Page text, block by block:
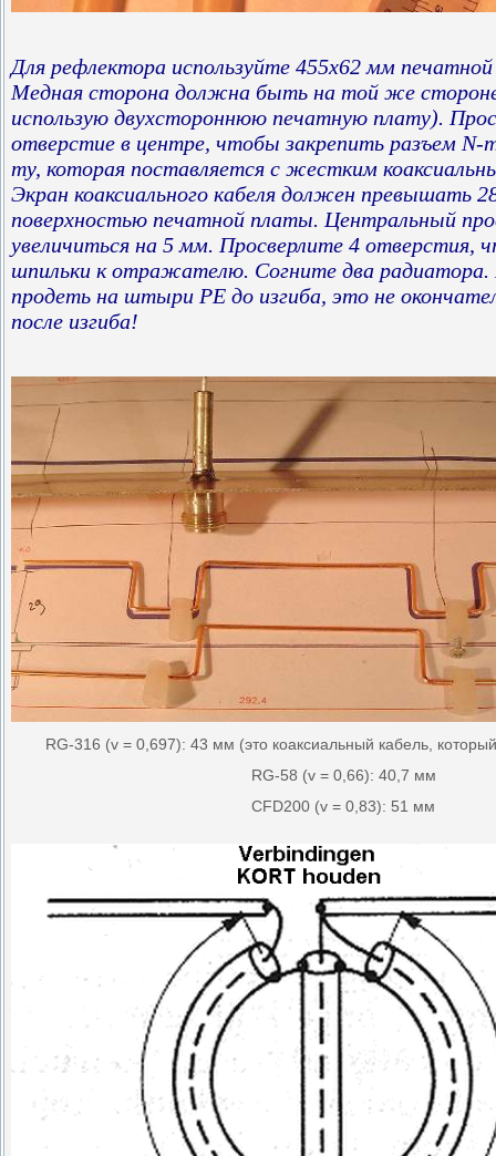
Для рефлектора используйте 455x62 мм
Медная сторона должна быть на той же
использую двухстороннюю печатную плату).
отверстие в центре, чтобы закрепить разъем N-
ту, которая поставляется с жестким
Экран коаксиального кабеля должен превышать
поверхностью печатной платы. Центральный
увеличиться на 5 мм. Просверлите 4 отверстия,
шпильки к отражателю. Согните два радиатора.
продеть на штыри PE до изгиба, это не
после изгиба!
RG-316 (v = 0,697): 43 мм (это коаксиальный кабель,
RG-58 (v = 0,66): 40,7 мм
CFD200 (v = 0,83): 51 мм